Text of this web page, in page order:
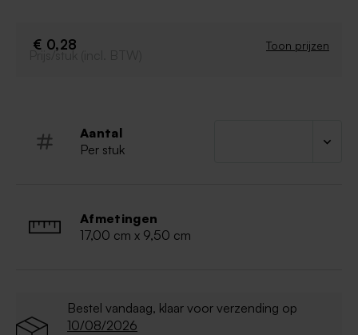
adressen met de hand op noteren of een adresetiket
€ 0,28 Toon prijzen
Prijs/stuk (incl. BTW)
Aantal
Per stuk
Afmetingen
17,00 cm x 9,50 cm
Bestel vandaag, klaar voor verzending op
10/08/2026